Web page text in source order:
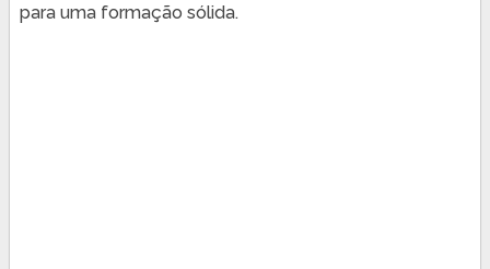
para uma formação sólida.